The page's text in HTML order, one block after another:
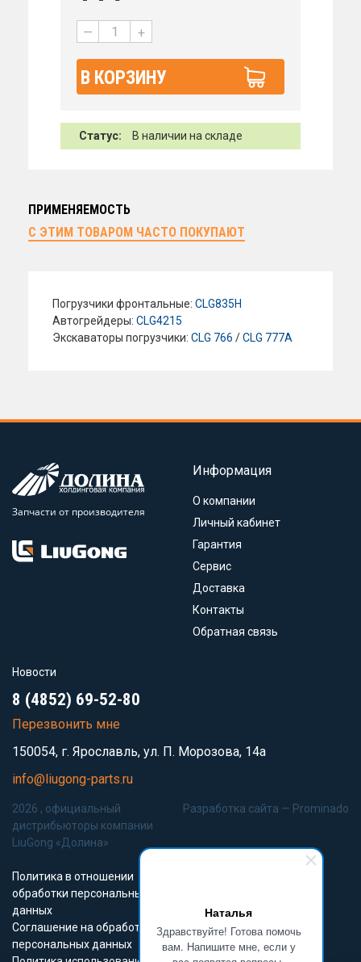
Наталья
Здравствуйте! Готова помочь
вам. Напишите мне, если у
— +
В КОРЗИНУ
Статус: В наличии на складе
ПРИМЕНЯЕМОСТЬ
С ЭТИМ ТОВАРОМ ЧАСТО ПОКУПАЮТ
Погрузчики фронтальные: CLG835H
Автогрейдеры: CLG4215
Экскаваторы погрузчики: CLG 766 /CLG 777A
Запчасти от производителя
Информация
О компании
Личный кабинет
Гарантия
Сервис
Доставка
Контакты
Обратная связь
Новости
8 (4852) 69-52-80
Перезвонить мне
150054, г. Ярославль, ул. П. Морозова, 14а
info@liugong-parts.ru
2026 , официальный
дистрибьюторы компании
LiuGong «Долина»
Политика в отношении
обработки персональных
данных
Соглашение на обработку
персональных данных
Разработка сайта — Prominado